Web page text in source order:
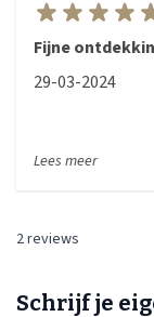
Fijne
29-03-2024
Lees meer
2 reviews
Schrijf je